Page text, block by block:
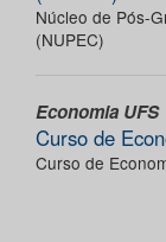
Núcleo de Pós-
(NUPEC)
Economia UFS
Curso de
Curso de